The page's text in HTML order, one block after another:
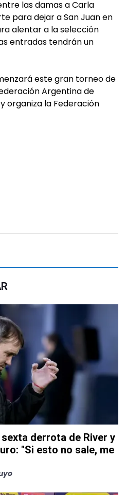
las damas a Carla
para dejar a San Juan en
alentar a la selección
entradas tendrán un
este gran torneo de
Argentina de
organiza la Federación
derrota de River y
"Si esto no sale, me